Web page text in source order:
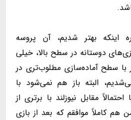
اینکه بهتر شدیم، آن پروسه
دوستانه در سطح بالا، خیلی
با سطح آماده‌سازی مطلوب‌تری در
البته باز هم نمی‌شود با
مقابل نیوزلند با برتری از
کاملاً موافقم که بعد از بازی